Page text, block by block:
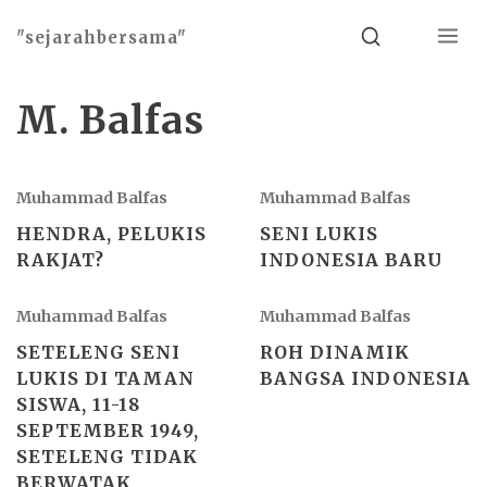
"sejarahbersama" Search Menu
M. Balfas
Muhammad Balfas
HENDRA, PELUKIS
RAKJAT?
Muhammad Balfas
SENI LUKIS
INDONESIA BARU
Muhammad Balfas
SETELENG SENI
LUKIS DI TAMAN
SISWA, 11-18
SEPTEMBER 1949,
SETELENG TIDAK
BERWATAK
Muhammad Balfas
ROH DINAMIK
BANGSA INDONESIA